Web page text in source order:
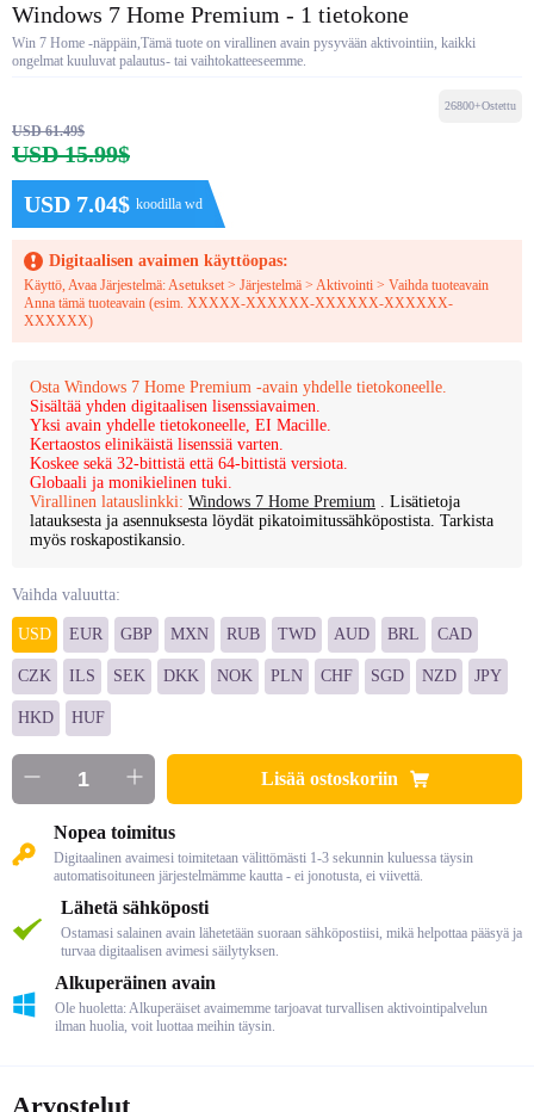
Windows 7 Home Premium - 1 tietokone
Win 7 Home -näppäin,Tämä tuote on virallinen avain pysyvään aktivointiin, kaikki
ongelmat kuuluvat palautus- tai vaihtokatteeseemme.
USD 61.49$
USD 15.99$
USD 7.04$ koodilla wd
26800+Ostettu
Digitaalisen avaimen käyttöopas:
Käyttö, Avaa Järjestelmä: Asetukset > Järjestelmä > Aktivointi > Vaihda tuoteavain
Anna tämä tuoteavain (esim. XXXXX-XXXXXX-XXXXXX-XXXXXX-
XXXXXX)
Osta Windows 7 Home Premium -avain yhdelle tietokoneelle.
Sisältää yhden digitaalisen lisenssiavaimen.
Yksi avain yhdelle tietokoneelle, EI Macille.
Kertaostos elinikäistä lisenssiä varten.
Koskee sekä 32-bittistä että 64-bittistä versiota.
Globaali ja monikielinen tuki.
Virallinen latauslinkki: Windows 7 Home Premium . Lisätietoja
latauksesta ja asennuksesta löydät pikatoimitussähköpostista. Tarkista
myös roskapostikansio.
Vaihda valuutta:
USD EUR GBP MXN RUB TWD AUD BRL CAD
CZK ILS SEK DKK NOK PLN CHF SGD NZD JPY
HKD HUF
Lisää ostoskoriin
Nopea toimitus
Digitaalinen avaimesi toimitetaan välittömästi 1-3 sekunnin kuluessa täysin
automatisoituneen järjestelmämme kautta - ei jonotusta, ei viivettä.
Lähetä sähköposti
Ostamasi salainen avain lähetetään suoraan sähköpostiisi, mikä helpottaa pääsyä ja
turvaa digitaalisen avimesi säilytyksen.
Alkuperäinen avain
Ole huoletta: Alkuperäiset avaimemme tarjoavat turvallisen aktivointipalvelun
ilman huolia, voit luottaa meihin täysin.
Arvostelut